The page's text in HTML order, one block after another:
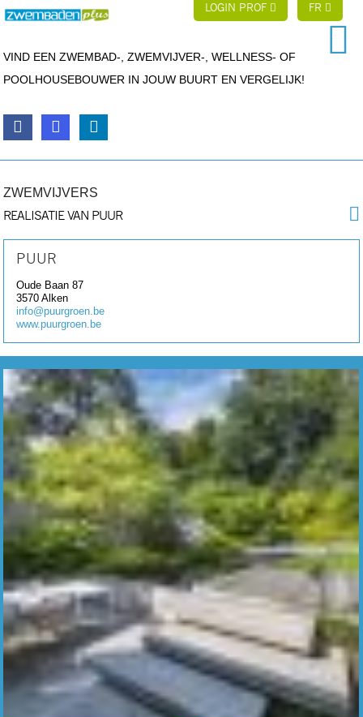
LOGIN PROF FR
VIND EEN ZWEMBAD-, ZWEMVIJVER-, WELLNESS- OF
POOLHOUSEBOUWER IN JOUW BUURT EN VERGELIJK!
ZWEMVIJVERS
REALISATIE VAN PUUR
PUUR
Oude Baan 87
3570Alken
info@puurgroen.be
www.puurgroen.be